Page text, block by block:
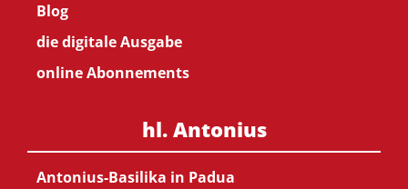
Blog
die digitale Ausgabe
online Abonnements
hl. Antonius
Antonius-Basilika in Padua